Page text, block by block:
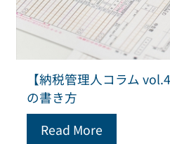
【納税管理人コラム
の書き方
Read More